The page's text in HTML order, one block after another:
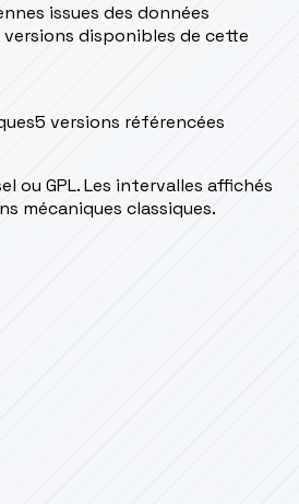
issues des données
disponibles de cette
5 versions référencées
ou GPL. Les intervalles affichés
mécaniques classiques.